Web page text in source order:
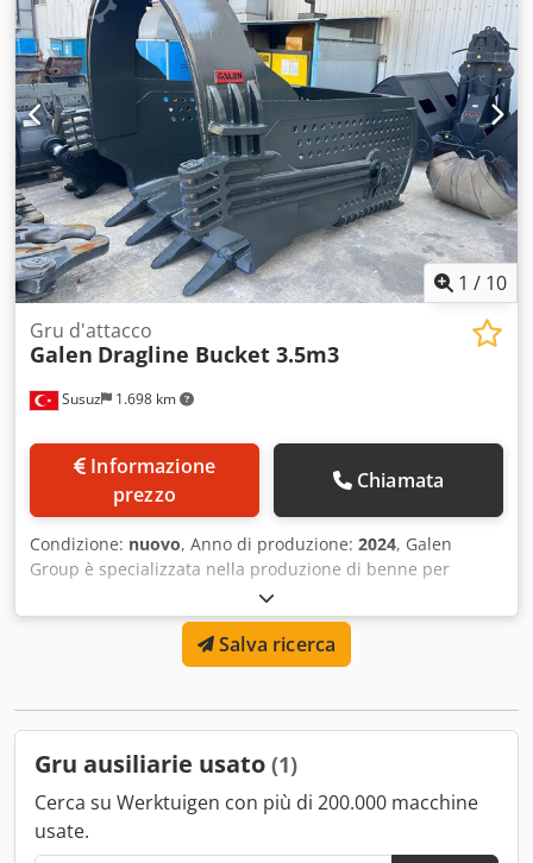
1 / 10
Susuz 1.698 km
Gru d'attacco
Galen Dragline Bucket 3.5m3
prezzo
Chiamata
Condizione: nuovo, Anno di produzione: 2024, Galen
Group è specializzata nella produzione di benne per
dragline utilizzando Hardox e materiali appositamente fusi
che offrono un'eccezionale resistenza all'usura. I nostri
prodotti offrono un eccellente equilibrio tra prezzo e
prestazioni, garantendo ai nostri clienti durata e valore.
richieste di prezzo, contattateci
Salva ricerca
Gru ausiliarie usato (1)
Cerca su Werktuigen con più di 200.000 macchine
usate.